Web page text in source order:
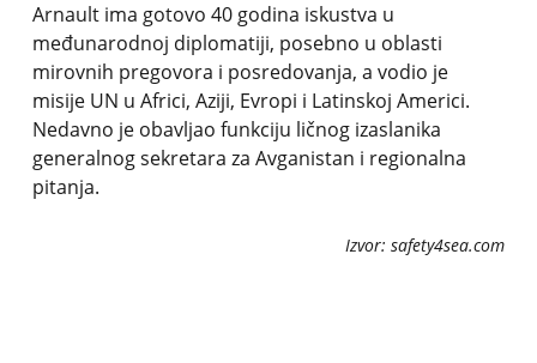
Arnault ima gotovo 40 godina iskustva u
međunarodnoj diplomatiji, posebno u oblasti
mirovnih pregovora i posredovanja, a vodio je
misije UN u Africi, Aziji, Evropi i Latinskoj Americi.
Nedavno je obavljao funkciju ličnog izaslanika
generalnog sekretara za Avganistan i regionalna
pitanja.
Izvor: safety4sea.com